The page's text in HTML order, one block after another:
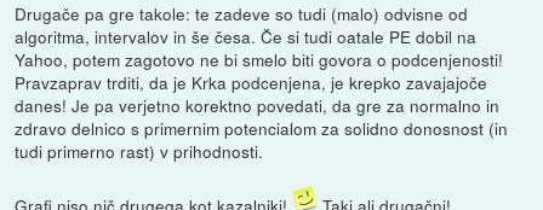
Drugače pa gre takole: te zadeve so tudi (malo) odvisne od
algoritma, intervalov in še česa. Če si tudi oatale PE dobil na
Yahoo, potem zagotovo ne bi smelo biti govora o podcenjenosti!
Pravzaprav trditi, da je Krka podcenjena, je krepko zavajajoče
danes! Je pa verjetno korektno povedati, da gre za normalno in
zdravo delnico s primernim potencialom za solidno donosnost (in
tudi primerno rast) v prihodnosti.